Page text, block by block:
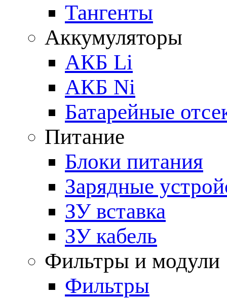
Тангенты
Аккумуляторы
АКБ Li
АКБ Ni
Батарейные
Питание
Блоки питания
Зарядные
ЗУ вставка
ЗУ кабель
Фильтры и модули
Фильтры